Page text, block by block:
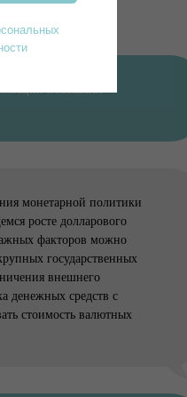
повышали
монетарной политики
росте долларового
факторов можно
государственных
внешнего
денежных средств с
стоимость валютных